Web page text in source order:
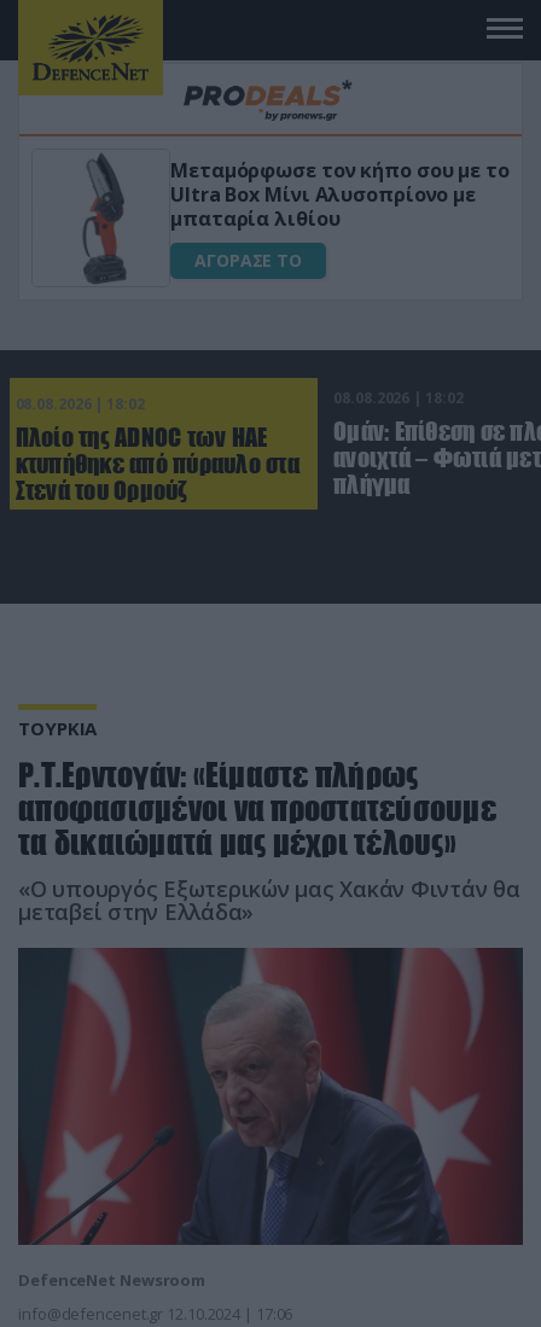
Μεταμόρφωσε τον κήπο σου με το
Ultra Box Μίνι Αλυσοπρίονο με
μπαταρία λιθίου
ΑΓΟΡΑΣΕ ΤΟ
08.08.2026 | 18:02
Πλοίο της ADNOC των ΗΑΕ
κτυπήθηκε από πύραυλο στα
Στενά του Ορμούζ
08.08.2026 | 18:02
Ομάν: Επίθεση σε
ανοιχτά – Φωτιά
πλήγμα
ΤΟΥΡΚΙΑ
Ρ.Τ.Ερντογάν: «Είμαστε πλήρως
αποφασισμένοι να προστατεύσουμε
τα δικαιώματά μας μέχρι τέλους»
«Ο υπουργός Εξωτερικών μας Χακάν Φιντάν θα
μεταβεί στην Ελλάδα»
DefenceNet Newsroom
info@defencenet.gr 12.10.2024 | 17:06